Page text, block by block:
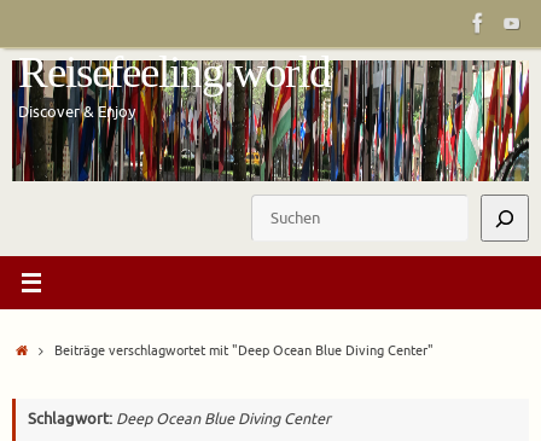
springen
Reisefeeling.world
Discover & Enjoy
StartBeiträge verschlagwortet mit "Deep Ocean Blue Diving Center"
Schlagwort: Deep Ocean Blue Diving Center